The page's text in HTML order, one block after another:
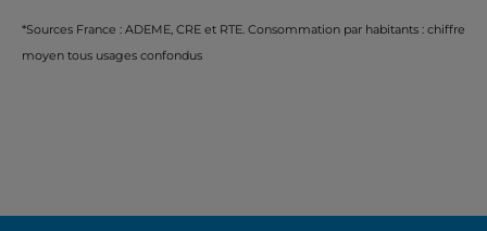
*Sources France : ADEME, CRE et RTE. Consommation par habitants : chiffre
moyen tous usages confondus